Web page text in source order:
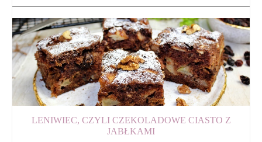
LENIWIEC, CZYLI CZEKOLADOWE CIASTO Z
JABŁKAMI